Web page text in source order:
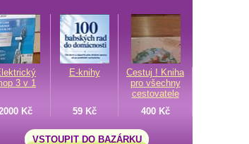
3 v 1
E-knihy
Cestuj ! Kniha
pro všechny
cestovatele
Kč
59 Kč 400 Kč
VSTOUPIT DO BAZÁRKU